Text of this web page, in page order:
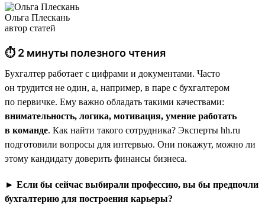
Ольга Плескань
автор статей
⏱ 2 минуты полезного чтения
Бухгалтер работает с цифрами и документами. Часто
он трудится не один, а, например, в паре с бухгалтером
по первичке. Ему важно обладать такими качествами:
внимательность, логика, мотивация, умение работать
в команде. Как найти такого сотрудника? Эксперты hh.ru
подготовили вопросы для интервью. Они покажут, можно ли
этому кандидату доверить финансы бизнеса.
► Если бы сейчас выбирали профессию, вы бы предпочли
бухгалтерию для построения карьеры?